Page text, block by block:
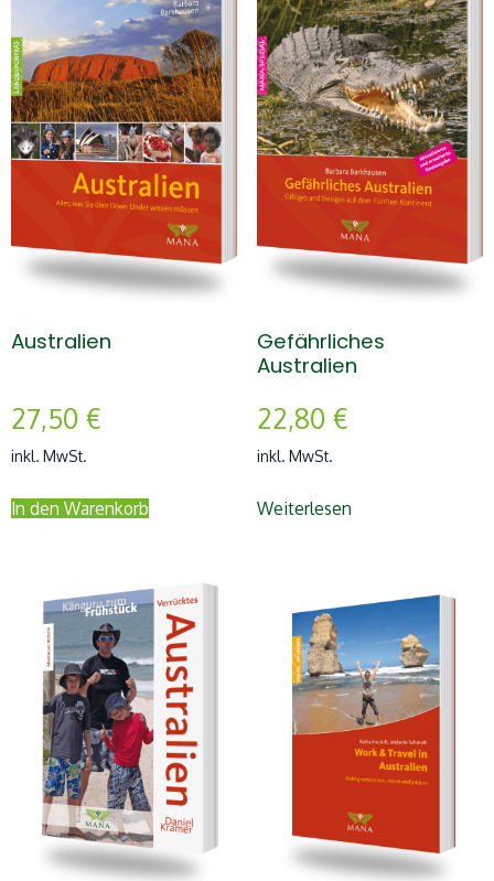
Australien
27,50 €
inkl. MwSt.
In den Warenkorb
Gefährliches
Australien
22,80 €
inkl. MwSt.
Weiterlesen